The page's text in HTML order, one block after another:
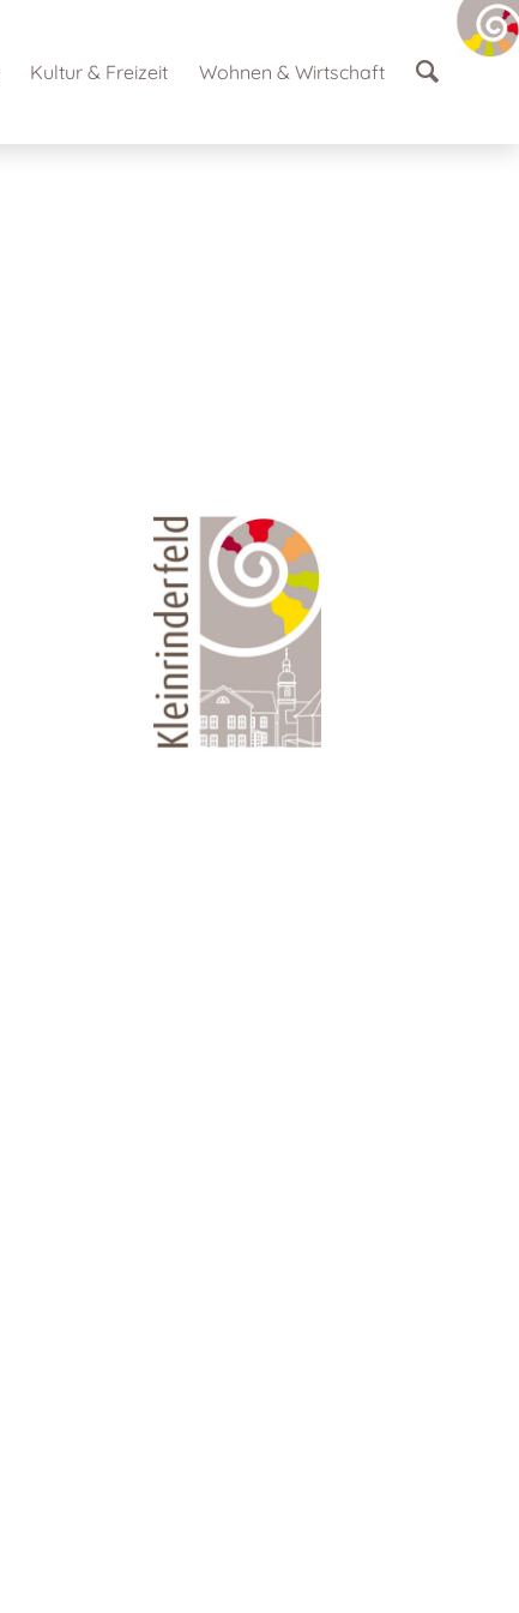
Kultur & Freizeit Wohnen & Wirtschaft